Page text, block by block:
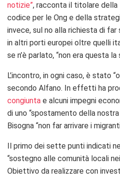
notizie”, racconta il titolare della
codice per le Ong e della
invece, sul no alla richiesta di far
in altri porti europei oltre quelli
se n’è parlato, “non era questa la
L’incontro, in ogni caso, è stato
secondo Alfano. In effetti ha
congiunta e alcuni impegni
di uno “spostamento della
Bisogna “non far arrivare i
Il primo dei sette punti indicati
“sostegno alle comunità locali
Obiettivo da realizzare con